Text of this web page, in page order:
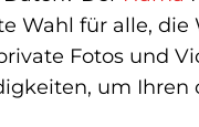
Wahl für alle,
Fotos und
um